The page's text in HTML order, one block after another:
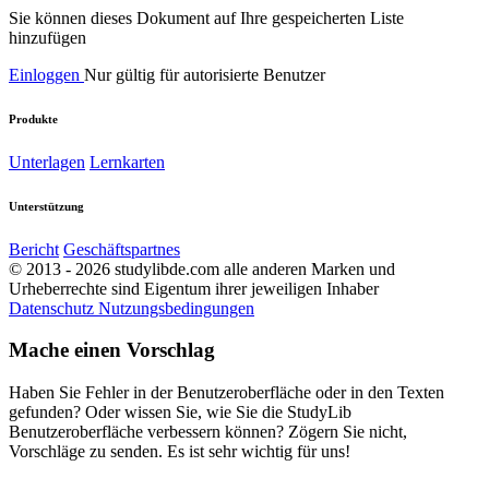
Sie können dieses Dokument auf Ihre gespeicherten Liste
hinzufügen
Einloggen Nur gültig für autorisierte Benutzer
Produkte
Unterlagen Lernkarten
Unterstützung
Bericht Geschäftspartnes
© 2013 - 2026 studylibde.com alle anderen Marken und
Urheberrechte sind Eigentum ihrer jeweiligen Inhaber
Datenschutz Nutzungsbedingungen
Mache einen Vorschlag
Haben Sie Fehler in der Benutzeroberfläche oder in den Texten
gefunden? Oder wissen Sie, wie Sie die StudyLib
Benutzeroberfläche verbessern können? Zögern Sie nicht,
Vorschläge zu senden. Es ist sehr wichtig für uns!